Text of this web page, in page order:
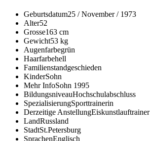
Geburtsdatum25 / November / 1973
Alter52
Grosse163 cm
Gewicht53 kg
Augenfarbegrün
Haarfarbehell
Familienstandgeschieden
KinderSohn
Mehr InfoSohn 1995
BildungsniveauHochschulabschluss
SpezialisierungSporttrainerin
Derzeitige AnstellungEiskunstlauftrainer
LandRussland
StadtSt.Petersburg
SprachenEnglisch